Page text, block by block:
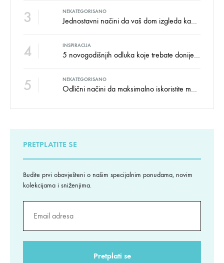
3 NEKATEGORISANO
Jednostavni načini da vaš dom izgleda kao salon namještaja
4 INSPIRACIJA
5 novogodišnjih odluka koje trebate donijeti u vezi izgleda doma
5 NEKATEGORISANO
Odlični načini da maksimalno iskoristite male prostore
PRETPLATITE SE
Budite prvi obavješteni o našim specijalnim ponudama, novim
kolekcijama i sniženjima.